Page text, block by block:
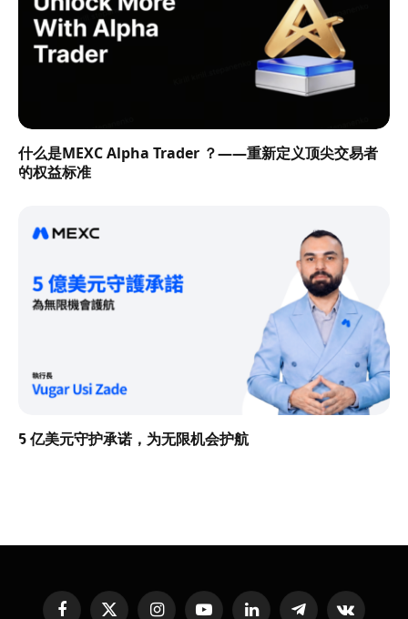
什么是MEXC Alpha Trader ？——重新定义顶尖交易者
的权益标准
5 亿美元守护承诺，为无限机会护航